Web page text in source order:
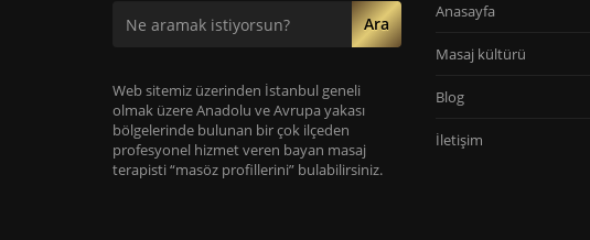
Ara
Web sitemiz üzerinden İstanbul geneli
olmak üzere Anadolu ve Avrupa yakası
bölgelerinde bulunan bir çok ilçeden
profesyonel hizmet veren bayan masaj
terapisti “masöz profillerini” bulabilirsiniz.
Anasayfa
Masaj kültürü
Blog
İletişim